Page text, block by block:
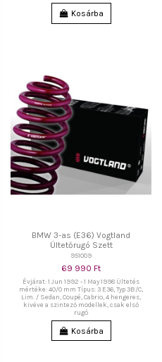
Kosárba
BMW 3-as (E36) Vogtland
Ültetőrugó Szett
951009
69 990 Ft
Évjárat: 1 Jun 1992 - 1 May 1998 Ültetés
mértéke: 40/0 mm Típus: 3 E36, Typ 3B/C,
Lim. / Sedan, Coupé, Cabrio, 4 hengeres,
kivéve a szintező modellek, csak első
rugó
Kosárba